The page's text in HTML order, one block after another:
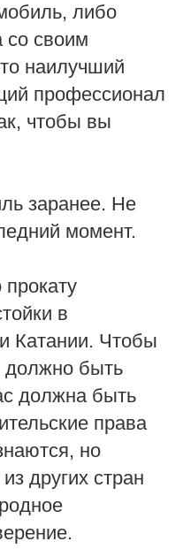
либо
со своим
наилучший
профессионал
чтобы вы
заранее. Не
момент.
в
Катании. Чтобы
должно быть
должна быть
права
но
других стран